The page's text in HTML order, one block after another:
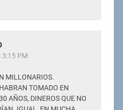
PM
MILLONARIOS.
TOMADO EN
AÑOS, DINEROS QUE NO